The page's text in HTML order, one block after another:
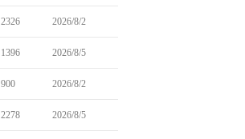
2326 2026/8/2
1396 2026/8/5
900 2026/8/2
2278 2026/8/5